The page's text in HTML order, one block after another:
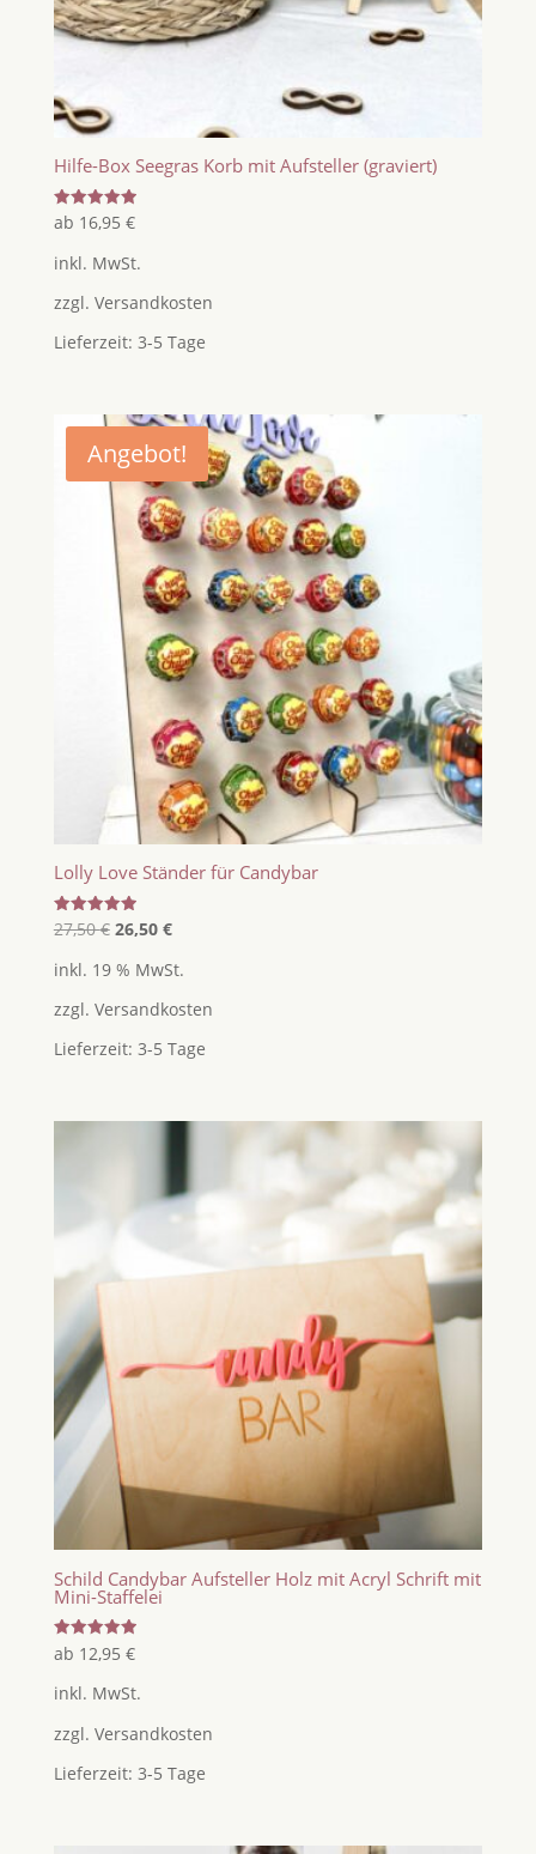
Hilfe-Box Seegras Korb mit Aufsteller (graviert)
Bewertet
mit
von 5
ab 16,95 €
inkl. MwSt.
zzgl. Versandkosten
Lieferzeit: 3-5 Tage
Angebot!
Lolly Love Ständer für Candybar
Bewertet
mit
von 5
27,50€ Ursprünglicher
war:
27,50 €
26,50 €Aktueller
ist:
26,50 €.
inkl. 19 % MwSt.
zzgl. Versandkosten
Lieferzeit: 3-5 Tage
Schild Candybar Aufsteller Holz mit Acryl Schrift mit
Mini-Staffelei
Bewertet
mit
von 5
ab 12,95 €
inkl. MwSt.
zzgl. Versandkosten
Lieferzeit: 3-5 Tage